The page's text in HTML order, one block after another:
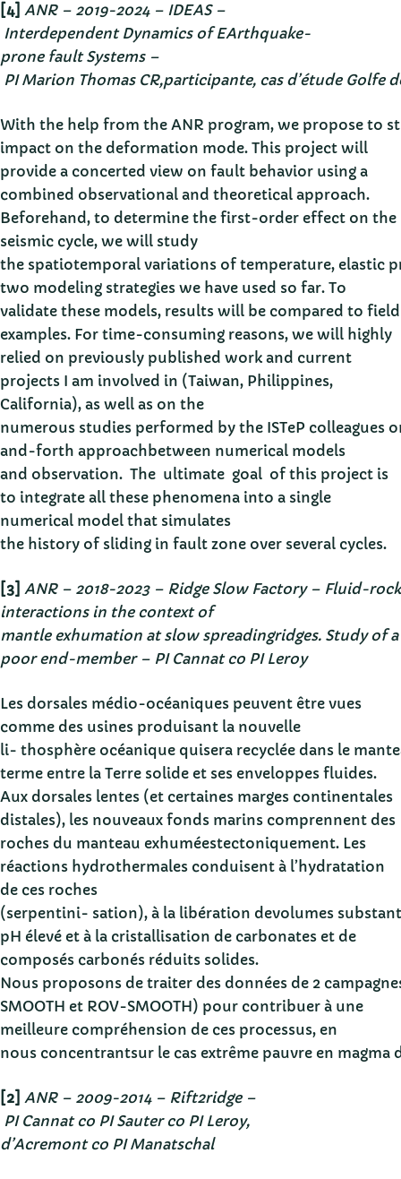
[4] ANR – 2019-2024 – IDEAS –
Interdependent Dynamics of EArthquake-
prone fault Systems –
PI Marion Thomas CR,participante, cas d’étude Golfe
With the help from the ANR program, we propose to
impact on the deformation mode. This project will
provide a concerted view on fault behavior using a
combined observational and theoretical approach.
Beforehand, to determine the first-order effect on the
seismic cycle, we will study
the spatiotemporal variations of temperature, elastic
two modeling strategies we have used so far. To
validate these models, results will be compared to field
examples. For time-consuming reasons, we will highly
relied on previously published work and current
projects I am involved in (Taiwan, Philippines,
California), as well as on the
numerous studies performed by the ISTeP
and-forth approachbetween numerical models
and observation. The ultimate goal of this project is
to integrate all these phenomena into a single
numerical model that simulates
the history of sliding in fault zone over several cycles.
[3] ANR – 2018-2023 – Ridge Slow Factory – Fluid-rock
interactions in the context of
mantle exhumation at slow spreadingridges. Study of
poor end-member – PI Cannat co PI Leroy
Les dorsales médio-océaniques peuvent être vues
comme des usines produisant la nouvelle
li- thosphère océanique quisera recyclée dans le
terme entre la Terre solide et ses enveloppes fluides.
Aux dorsales lentes (et certaines marges continentales
distales), les nouveaux fonds marins comprennent des
roches du manteau exhuméestectoniquement. Les
réactions hydrothermales conduisent à l’hydratation
de ces roches
(serpentini- sation), à la libération devolumes
pH élevé et à la cristallisation de carbonates et de
composés carbonés réduits solides.
Nous proposons de traiter des données de 2
SMOOTH et ROV-SMOOTH) pour contribuer à une
meilleure compréhension de ces processus, en
nous concentrantsur le cas extrême pauvre en magma
[2] ANR – 2009-2014 – Rift2ridge –
PI Cannat co PI Sauter co PI Leroy,
d’Acremont co PI Manatschal